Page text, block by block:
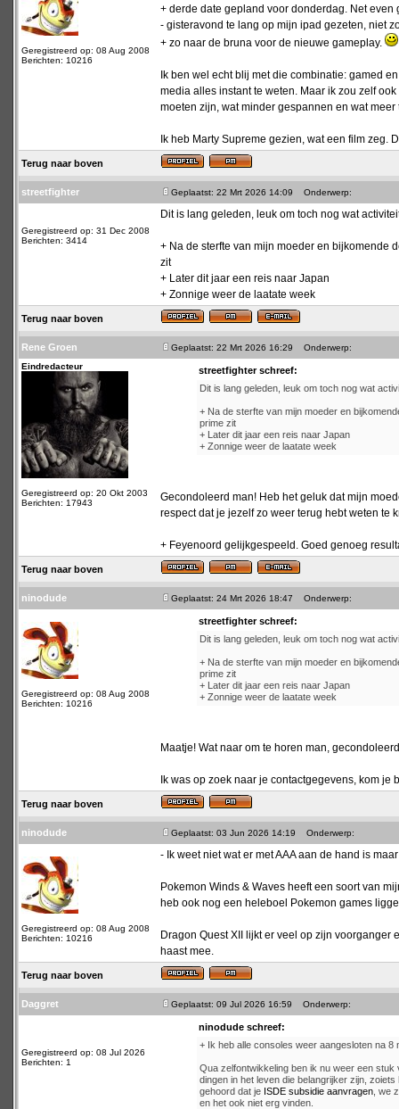
Geregistreerd op: 08 Aug 2008
Berichten: 10216
+ derde date gepland voor donderdag. Net
- gisteravond te lang op mijn ipad gezeten, niet
+ zo naar de bruna voor de nieuwe gameplay.
Ik ben wel echt blij met die combinatie: gamed
media alles instant te weten. Maar ik zou zelf
moeten zijn, wat minder gespannen en wat
Ik heb Marty Supreme gezien, wat een film zeg.
Terug naar boven
streetfighter Geplaatst: 22 Mrt 2026 14:09 Onderwerp:
Geregistreerd op: 31 Dec 2008
Berichten: 3414
Dit is lang geleden, leuk om toch nog wat
+ Na de sterfte van mijn moeder en bijkomende
zit
+ Later dit jaar een reis naar Japan
+ Zonnige weer de laatate week
Terug naar boven
Rene Groen Geplaatst: 22 Mrt 2026 16:29
Onderwerp:
Eindredacteur
Geregistreerd op: 20 Okt 2003
Berichten: 17943
streetfighter schreef:
Dit is lang geleden, leuk om toch nog wat
+ Na de sterfte van mijn moeder en
prime zit
+ Later dit jaar een reis naar Japan
+ Zonnige weer de laatate week
Gecondoleerd man! Heb het geluk dat mijn
respect dat je jezelf zo weer terug hebt weten te
+ Feyenoord gelijkgespeeld. Goed genoeg
Terug naar boven
ninodude Geplaatst: 24 Mrt 2026 18:47 Onderwerp:
Geregistreerd op: 08 Aug 2008
Berichten: 10216
streetfighter schreef:
Dit is lang geleden, leuk om toch nog wat
+ Na de sterfte van mijn moeder en
prime zit
+ Later dit jaar een reis naar Japan
+ Zonnige weer de laatate week
Maatje! Wat naar om te horen man,
Ik was op zoek naar je contactgegevens, kom
Terug naar boven
ninodude Geplaatst: 03 Jun 2026 14:19 Onderwerp:
Geregistreerd op: 08 Aug 2008
Berichten: 10216
- Ik weet niet wat er met AAA aan de hand is
Pokemon Winds & Waves heeft een soort van
heb ook nog een heleboel Pokemon games
Dragon Quest XII lijkt er veel op zijn
haast mee.
Terug naar boven
Daggret Geplaatst: 09 Jul 2026 16:59 Onderwerp:
Geregistreerd op: 08 Jul 2026
Berichten: 1
ninodude schreef:
+ Ik heb alle consoles weer aangesloten na 8
Qua zelfontwikkeling ben ik nu weer een
dingen in het leven die belangrijker zijn,
gehoord dat je ISDE subsidie aanvragen , we
en het ook niet erg vinden.